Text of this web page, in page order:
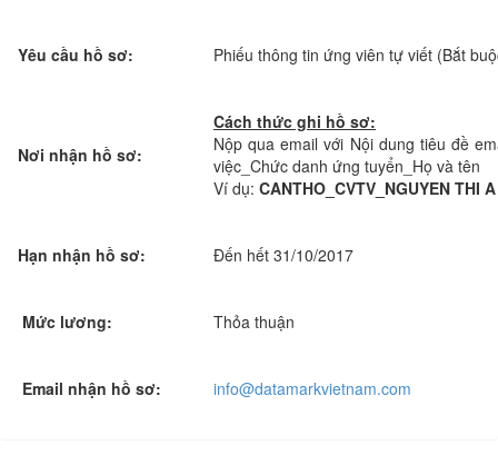
Yêu cầu hồ sơ: Phiếu thông tin ứng viên tự viết (Bắt
Nơi nhận hồ sơ:
Cách thức ghi hồ sơ:
Nộp qua email với Nội dung tiêu đề
việc_Chức danh ứng tuyển_Họ và tên
Ví dụ: CANTHO_CVTV_NGUYEN THI A
Hạn nhận hồ sơ: Đến hết 31/10/2017
Mức lương: Thỏa thuận
Email nhận hồ sơ: info@datamarkvietnam.com